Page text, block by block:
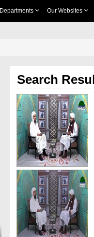
Departments Our Websites
Search